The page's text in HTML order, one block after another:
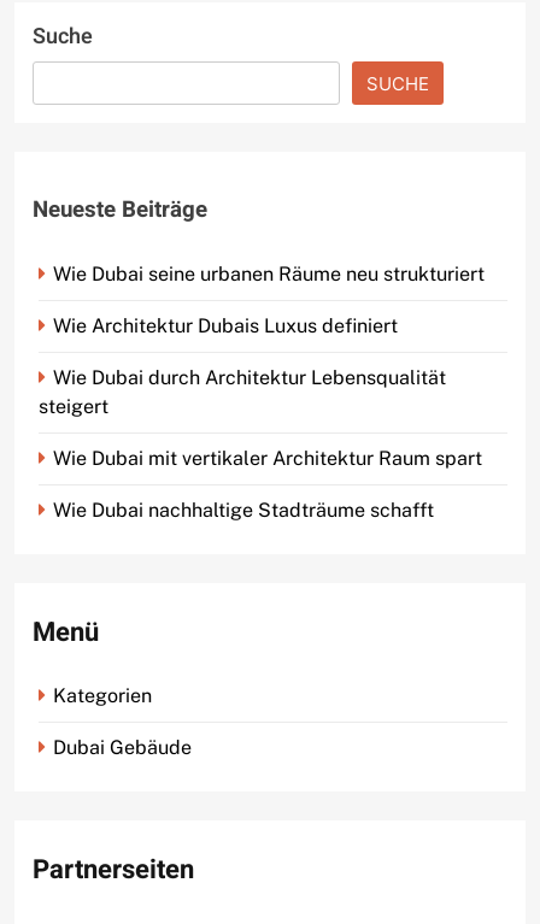
Suche
SUCHE
Neueste Beiträge
Wie Dubai seine urbanen Räume neu strukturiert
Wie Architektur Dubais Luxus definiert
Wie Dubai durch Architektur Lebensqualität
steigert
Wie Dubai mit vertikaler Architektur Raum spart
Wie Dubai nachhaltige Stadträume schafft
Menü
Kategorien
Dubai Gebäude
Partnerseiten